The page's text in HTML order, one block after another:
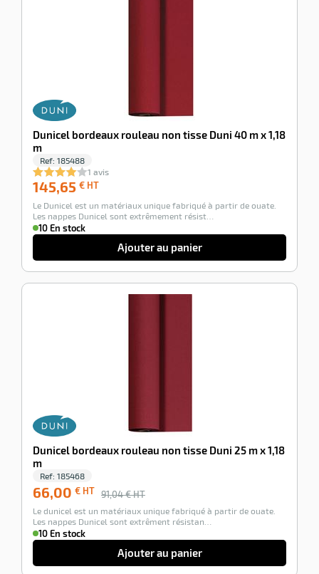
Dunicel bordeaux rouleau non tisse Duni 40 m x 1,18
m
Ref: 185488
1 avis
145,65 € HT
HT
Le Dunicel est un matériaux unique fabriqué à partir de ouate.
Les nappes Dunicel sont extrêmement résist…
10 En stock
Ajouter au panier
Dunicel bordeaux rouleau non tisse Duni 25 m x 1,18
m
Ref: 185468
66,00 € HT 91,04 € HT
Le dunicel est un matériaux unique fabriqué à partir de ouate.
Les nappes Dunicel sont extrêment résistan…
10 En stock
Ajouter au panier